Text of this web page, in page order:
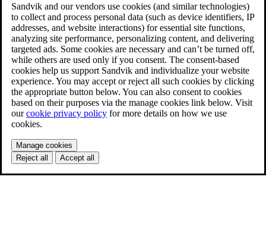
Sandvik and our vendors use cookies (and similar technologies)
to collect and process personal data (such as device identifiers, IP
addresses, and website interactions) for essential site functions,
analyzing site performance, personalizing content, and delivering
targeted ads. Some cookies are necessary and can’t be turned off,
while others are used only if you consent. The consent-based
cookies help us support Sandvik and individualize your website
experience. You may accept or reject all such cookies by clicking
the appropriate button below. You can also consent to cookies
based on their purposes via the manage cookies link below. Visit
ourcookie privacy policy for more details on how we use
cookies.
Manage cookies
Reject all
Accept all